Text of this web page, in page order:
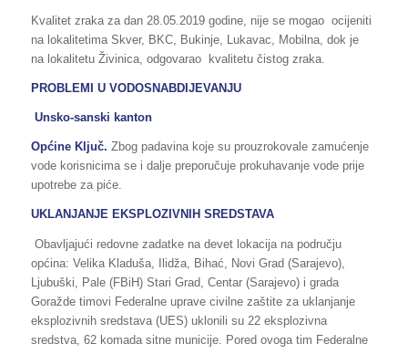
Kvalitet zraka za dan 28.05.2019 godine, nije se mogao ocijeniti
na lokalitetima Skver, BKC, Bukinje, Lukavac, Mobilna, dok je
na lokalitetu Živinica, odgovarao kvalitetu čistog zraka.
PROBLEMI U VODOSNABDIJEVANJU
Unsko-sanski kanton
Općine Ključ. Zbog padavina koje su prouzrokovale zamućenje
vode korisnicima se i dalje preporučuje prokuhavanje vode prije
upotrebe za piće.
UKLANJANJE EKSPLOZIVNIH SREDSTAVA
Obavljajući redovne zadatke na devet lokacija na području
općina: Velika Kladuša, Ilidža, Bihać, Novi Grad (Sarajevo),
Ljubuški, Pale (FBiH) Stari Grad, Centar (Sarajevo) i grada
Goražde timovi Federalne uprave civilne zaštite za uklanjanje
eksplozivnih sredstava (UES) uklonili su 22 eksplozivna
sredstva, 62 komada sitne municije. Pored ovoga tim Federalne